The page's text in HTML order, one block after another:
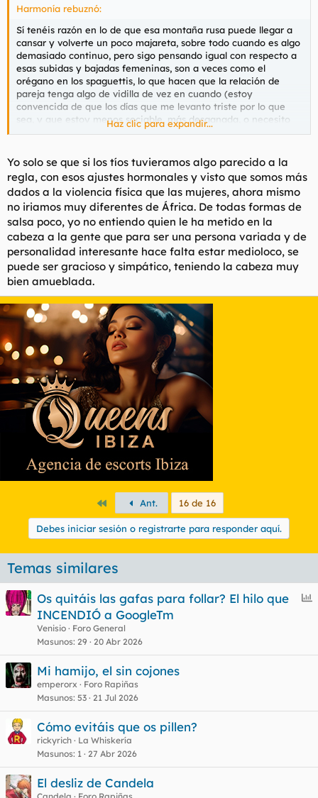
Harmonía rebuznó:
Sí tenéis razón en lo de que esa montaña rusa puede llegar a
cansar y volverte un poco majareta, sobre todo cuando es algo
demasiado continuo, pero sigo pensando igual con respecto a
esas subidas y bajadas femeninas, son a veces como el
orégano en los spaguettis, lo que hacen que la relación de
pareja tenga algo de vidilla de vez en cuando (estoy
convencida de que los días que me levanto triste por lo que
sea, y que estoy menos sociable, más desganada, o necesito
más mimos que de costumbre, en los que lloro con sólo ver el
quién va a ver el partido, esos días, se suplen con otros en los
que la alegría inunda la casa, los besos y abrazos abundan por
doquier, se recibe al churri a la vuelta del trabajo de un salto,
en camisoncito sesi y con una cena para chuparse los dedos,
for example)
Haz clic para expandir...
Yo solo se que si los tíos tuvieramos algo parecido a la
regla, con esos ajustes hormonales y visto que somos más
dados a la violencia física que las mujeres, ahora mismo
no iriamos muy diferentes de África. De todas formas de
salsa poco, yo no entiendo quien le ha metido en la
cabeza a la gente que para ser una persona variada y de
personalidad interesante hace falta estar medioloco, se
puede ser gracioso y simpático, teniendo la cabeza muy
bien amueblada.
PrimeroAnt. 16 de 16
Debes iniciar sesión o registrarte para responder aquí.
Temas similares
E
e
Os quitáis las gafas para follar? El hilo que
INCENDIÓ a GoogleTm
Venisio
Foro General
Masunos 29 20 Abr 2026
Mi hamijo, el sin cojones
emperorx
Foro Rapiñas
Masunos 53 21 Jul 2026
Cómo evitáis que os pillen?
rickyrich
La Whiskería
Masunos 1 27 Abr 2026
El desliz de Candela